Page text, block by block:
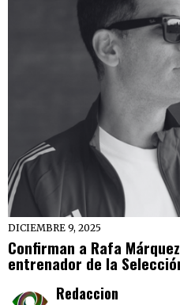
DICIEMBRE 9, 2025
Confirman a Rafa
entrenador de la
Redaccion